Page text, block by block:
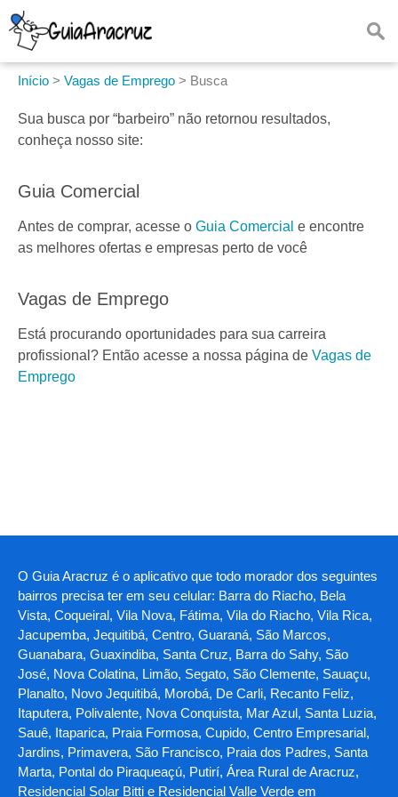
Início > Vagas de Emprego > Busca
Sua busca por “barbeiro” não retornou resultados,
conheça nosso site:
Guia Comercial
Antes de comprar, acesse o Guia Comercial e encontre
as melhores ofertas e empresas perto de você
Vagas de Emprego
Está procurando oportunidades para sua carreira
profissional? Então acesse a nossa página de Vagas de
Emprego
O Guia Aracruz é o aplicativo que todo morador dos seguintes
bairros precisa ter em seu celular: Barra do Riacho, Bela
Vista, Coqueiral, Vila Nova, Fátima, Vila do Riacho, Vila Rica,
Jacupemba, Jequitibá, Centro, Guaraná, São Marcos,
Guanabara, Guaxindiba, Santa Cruz, Barra do Sahy, São
José, Nova Colatina, Limão, Segato, São Clemente, Sauaçu,
Planalto, Novo Jequitibá, Morobá, De Carli, Recanto Feliz,
Itaputera, Polivalente, Nova Conquista, Mar Azul, Santa Luzia,
Sauê, Itaparica, Praia Formosa, Cupido, Centro Empresarial,
Jardins, Primavera, São Francisco, Praia dos Padres, Santa
Marta, Pontal do Piraqueaçú, Putirí, Área Rural de Aracruz,
Residencial Solar Bitti e Residencial Valle Verde em